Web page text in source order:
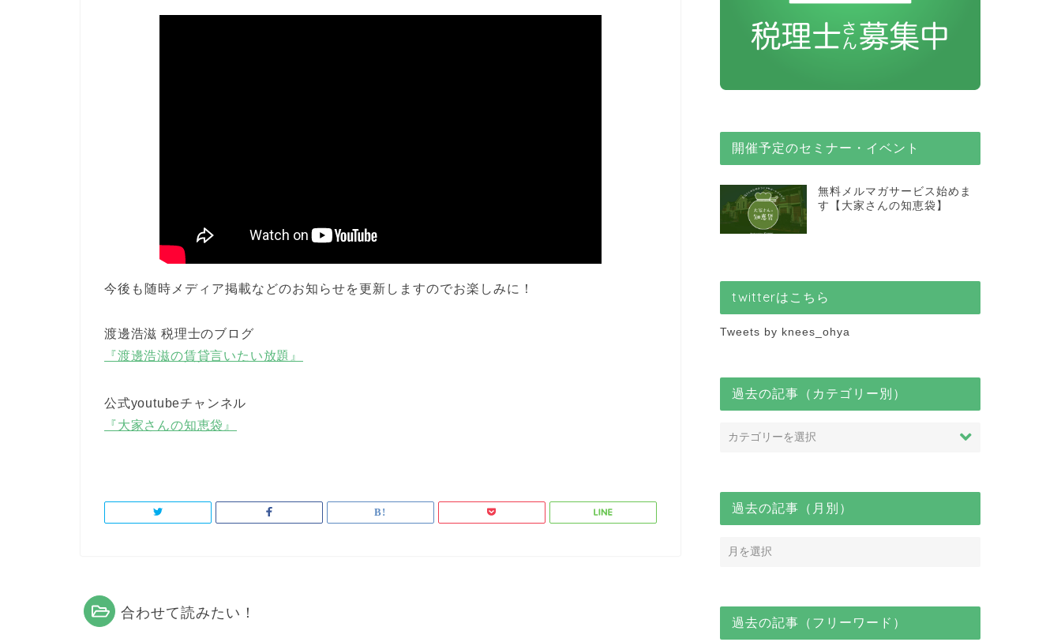
今後も随時メディア掲載などのお知らせを更新しますのでお楽しみに！
渡邊浩滋 税理士のブログ
『渡邊浩滋の賃貸言いたい放題』
公式youtubeチャンネル
『大家さんの知恵袋』
合わせて読みたい！
開催予定のセミナー・イベント
無料メルマガサービス始めま
す【大家さんの知恵袋】
twitterはこちら
Tweets by knees_ohya
過去の記事（カテゴリー別）
過去の記事（月別）
過去の記事（フリーワード）